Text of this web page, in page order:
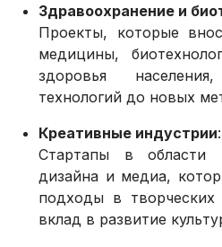
Здравоохранение и
Проекты, которые
медицины,
здоровья
технологий до новых
Креативные индустрии:
Стартапы в области
дизайна и медиа,
подходы в творческих
вклад в развитие